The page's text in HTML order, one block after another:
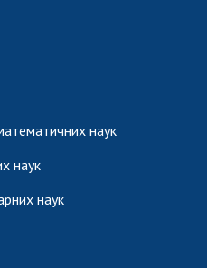
наук
наук
наук